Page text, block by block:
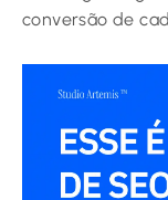
conversão de